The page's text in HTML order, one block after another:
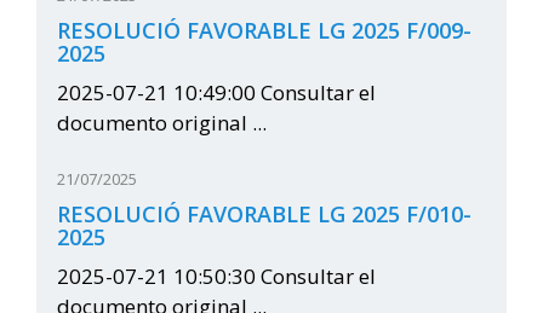
RESOLUCIÓ FAVORABLE LG 2025 F/009-
2025
2025-07-21 10:49:00 Consultar el
documento original ...
21/07/2025
RESOLUCIÓ FAVORABLE LG 2025 F/010-
2025
2025-07-21 10:50:30 Consultar el
documento original ...